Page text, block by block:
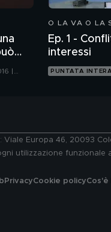
|
O LA VA O LA
Ep. 1 -
interessi
PUNTATA INTERA
Viale Europa 46, 20093
utilizzazione funzionale
PrivacyCookie policy